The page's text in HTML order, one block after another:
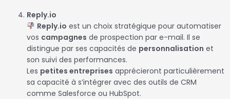
Reply.io
Reply.io est un choix stratégique pour automatiser
vos campagnes de prospection par e-mail. Il se
distingue par ses capacités de personnalisation et
son suivi des performances.
Les petites entreprises apprécieront particulièrement
sa capacité à s’intégrer avec des outils de CRM
comme Salesforce ou HubSpot.